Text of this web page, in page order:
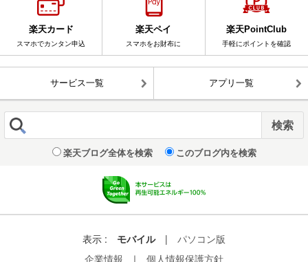
楽天カード
スマホでカンタン申込
楽天ペイ
スマホをお財布に
楽天PointClub
手軽にポイントを確認
サービス一覧 アプリ一覧
楽天ブログ全体を検索 このブログ内を検索
表示 : モバイル |
パソコン版
企業情報
｜ 個人情報保護方針